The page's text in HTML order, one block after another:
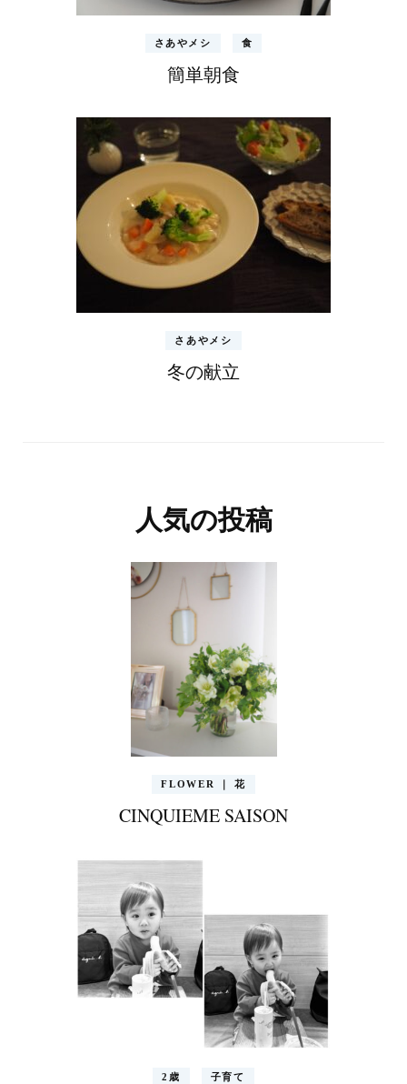
さあやメシ 食
簡単朝食
さあやメシ
冬の献立
人気の投稿
FLOWER ｜ 花
CINQUIEME SAISON
2歳 子育て